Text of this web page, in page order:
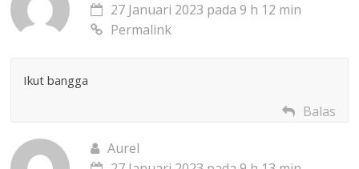
27 Januari 2023 pada 9 h 12 min
Permalink
Ikut bangga
Balas
Aurel